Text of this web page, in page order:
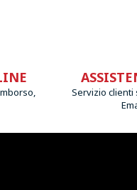
Servizio clienti